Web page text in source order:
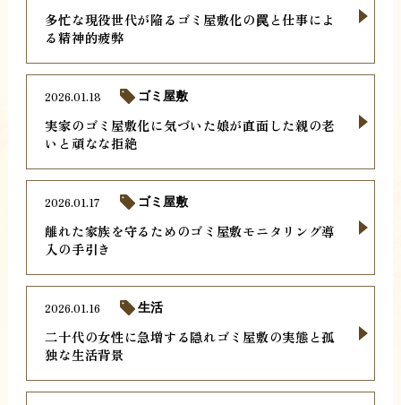
多忙な現役世代が陥るゴミ屋敷化の罠と仕事によ
る精神的疲弊
実家のゴミ屋敷化に気づいた娘が直面した親の老
いと頑なな拒絶
2026.01.18 ゴミ屋敷
離れた家族を守るためのゴミ屋敷モニタリング導
入の手引き
2026.01.17 ゴミ屋敷
二十代の女性に急増する隠れゴミ屋敷の実態と孤
独な生活背景
2026.01.16 生活